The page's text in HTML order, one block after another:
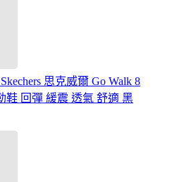
思克威爾 Go Walk 8
鞋 回彈 緩震 透氣 舒適 黑